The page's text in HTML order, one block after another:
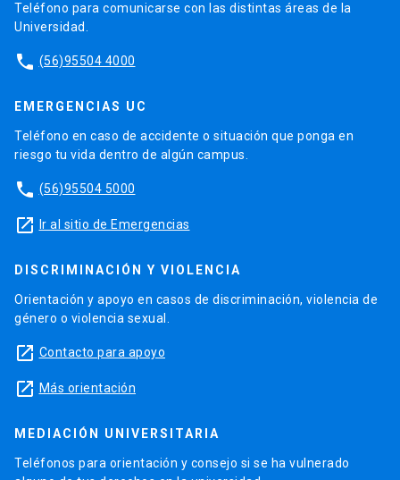
Teléfono para comunicarse con las distintas áreas de la
Universidad.
phone (56)95504 4000
EMERGENCIAS UC
Teléfono en caso de accidente o situación que ponga en
riesgo tu vida dentro de algún campus.
phone (56)95504 5000
launch Ir al sitio de Emergencias
DISCRIMINACIÓN Y VIOLENCIA
Orientación y apoyo en casos de discriminación, violencia de
género o violencia sexual.
launch Contacto para apoyo
launch Más orientación
MEDIACIÓN UNIVERSITARIA
Teléfonos para orientación y consejo si se ha vulnerado